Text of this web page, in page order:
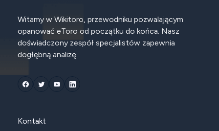
Witamy w Wikitoro, przewodniku pozwalającym
opanować eToro od początku do końca. Nasz
doświadczony zespół specjalistów zapewnia
dogłębną analizę.
Kontakt